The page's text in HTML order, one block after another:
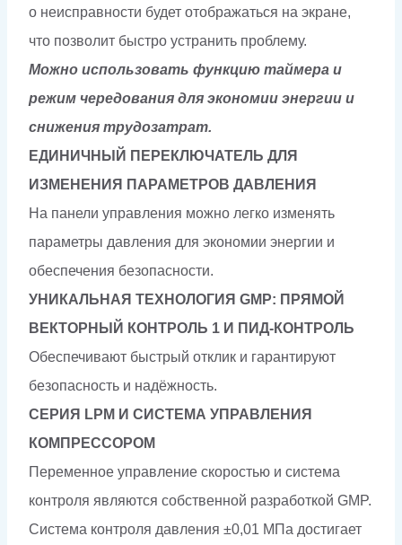
о неисправности будет отображаться на экране,
что позволит быстро устранить проблему.
Можно использовать функцию таймера и
режим чередования для экономии энергии и
снижения трудозатрат.
ЕДИНИЧНЫЙ ПЕРЕКЛЮЧАТЕЛЬ ДЛЯ
ИЗМЕНЕНИЯ ПАРАМЕТРОВ ДАВЛЕНИЯ
На панели управления можно легко изменять
параметры давления для экономии энергии и
обеспечения безопасности.
УНИКАЛЬНАЯ ТЕХНОЛОГИЯ GMP: ПРЯМОЙ
ВЕКТОРНЫЙ КОНТРОЛЬ 1 И ПИД-КОНТРОЛЬ
Обеспечивают быстрый отклик и гарантируют
безопасность и надёжность.
СЕРИЯ LPM И СИСТЕМА УПРАВЛЕНИЯ
КОМПРЕССОРОМ
Переменное управление скоростью и система
контроля являются собственной разработкой GMP.
Система контроля давления ±0,01 МПа достигает